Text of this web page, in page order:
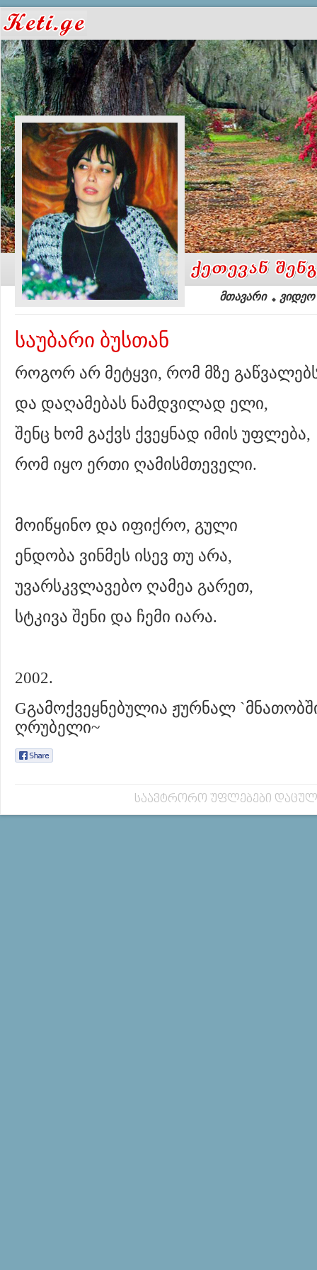
მთავარი ვიდეო
საუბარი ბუსთან
როგორ არ მეტყვი, რომ მზე
და დაღამებას ნამდვილად ელი,
შენც ხომ გაქვს ქვეყნად იმის უფლება,
რომ იყო ერთი ღამისმთეველი.
მოიწყინო და იფიქრო, გული
ენდობა ვინმეს ისევ თუ არა,
უვარსკვლავებო ღამეა გარეთ,
სტკივა შენი და ჩემი იარა.
2002.
Gგამოქვეყნებულია ჟურნალ
ღრუბელი~
საავტრორო უფლებები